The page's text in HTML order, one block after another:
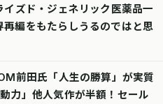
イズド・ジェネリック医薬品一
編をもたらしうるのではと思
前田氏「人生の勝算」が実質
力」他人気作が半額！セール